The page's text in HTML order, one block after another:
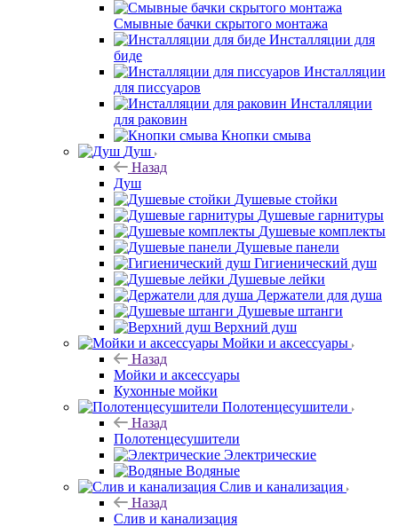
Смывные бачки скрытого монтажа
Инсталляции для
биде
Инсталляции
для писсуаров
Инсталляции
для раковин
Кнопки смыва
Душ
Назад
Душ
Душевые стойки
Душевые гарнитуры
Душевые комплекты
Душевые панели
Гигиенический душ
Душевые лейки
Держатели для душа
Душевые штанги
Верхний душ
Мойки и аксессуары
Назад
Мойки и аксессуары
Кухонные мойки
Полотенцесушители
Назад
Полотенцесушители
Электрические
Водяные
Слив и канализация
Назад
Слив и канализация